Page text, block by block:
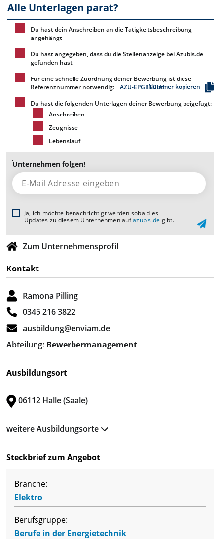
Alle Unterlagen parat?
Du hast dein Anschreiben an die Tätigkeitsbeschreibung
angehängt
Du hast angegeben, dass du die Stellenanzeige bei Azubis.de
gefunden hast
Für eine schnelle Zuordnung deiner Bewerbung ist diese
Referenznummer notwendig:
AZU-EPGBTDU4Nummer kopieren
Du hast die folgenden Unterlagen deiner Bewerbung beigefügt:
Anschreiben
Zeugnisse
Lebenslauf
Unternehmen folgen!
Ja, ich möchte benachrichtigt werden sobald es
Updates zu diesem Unternehmen aufazubis.de gibt.
Zum Unternehmensprofil
Kontakt
Ramona Pilling
0345 216 3822
ausbildung@enviam.de
Abteilung: Bewerbermanagement
Ausbildungsort
06112 Halle (Saale)
weitere Ausbildungsorte
Steckbrief zum Angebot
Branche:
Elektro
Berufsgruppe:
Berufe in der Energietechnik